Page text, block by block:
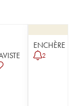
ENCHÈRE
2